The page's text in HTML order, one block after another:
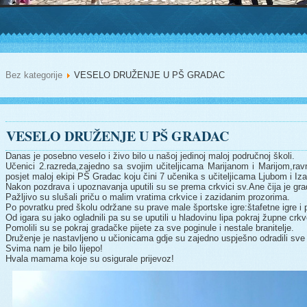
Bez kategorije VESELO DRUŽENJE U PŠ GRADAC
VESELO DRUŽENJE U PŠ GRADAC
Danas je posebno veselo i živo bilo u našoj jedinoj maloj područnoj školi.
Učenici 2.razreda,zajedno sa svojim učiteljicama Marijanom i
posjet maloj ekipi PŠ Gradac koju čini 7 učenika s učiteljicama Ljubom i
Nakon pozdrava i upoznavanja uputili su se prema crkvici sv.Ane čija je
Pažljivo su slušali priču o malim vratima crkvice i zazidanim prozorima.
Po povratku pred školu održane su prave male športske igre:štafetne igre i
Od igara su jako ogladnili pa su se uputili u hladovinu lipa pokraj župne
Pomolili su se pokraj gradačke pijete za sve poginule i nestale branitelje.
Druženje je nastavljeno u učionicama gdje su zajedno uspješno odradili
Svima nam je bilo lijepo!
Hvala mamama koje su osigurale prijevoz!